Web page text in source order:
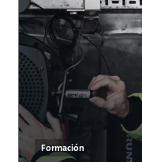
Formación